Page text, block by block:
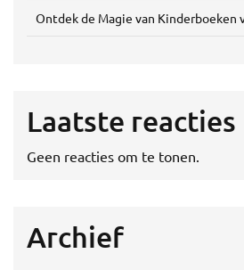
Ontdek de Magie van Kinderboeken
Laatste reacties
Geen reacties om te tonen.
Archief